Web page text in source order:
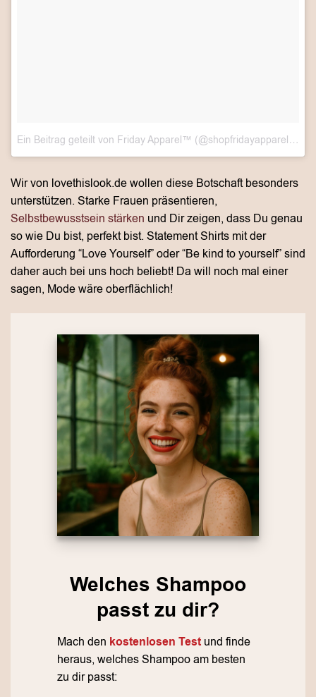
Ein Beitrag geteilt von Friday Apparel™ (@shopfridayapparel)am
Wir von lovethislook.de wollen diese Botschaft besonders
unterstützen. Starke Frauen präsentieren,
Selbstbewusstsein stärken und Dir zeigen, dass Du genau
so wie Du bist, perfekt bist. Statement Shirts mit der
Aufforderung “Love Yourself” oder “Be kind to yourself” sind
daher auch bei uns hoch beliebt! Da will noch mal einer
sagen, Mode wäre oberflächlich!
Welches Shampoo
passt zu dir?
Mach den kostenlosen Testund finde
heraus, welches Shampoo am besten
zu dir passt: